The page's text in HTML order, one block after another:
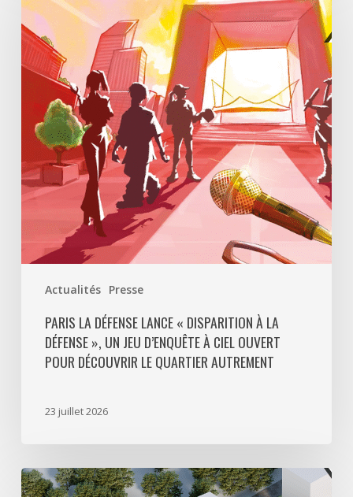
Actualités Presse
Défense
lance
«
Disparition
Défense
un
jeu
d’enquête
à
ciel
découvrir
quartier
PARIS LA DÉFENSE LANCE « DISPARITION À LA
DÉFENSE », UN JEU D’ENQUÊTE À CIEL OUVERT
POUR DÉCOUVRIR LE QUARTIER AUTREMENT
23 juillet 2026
Avec